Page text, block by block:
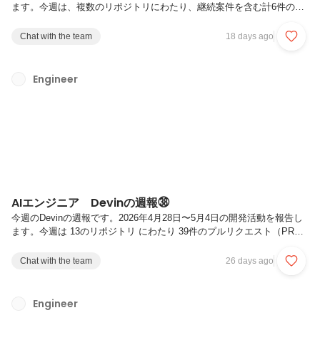
ます。今週は、複数のリポジトリにわたり、継続案件を含む計6件のPR
ンの本番運用フェーズ に注力しました。先行して構築したパイプライ
高速に反映。並行して、将来的なデータ規模拡大を見据えたデータ構造
の最適化、商品属性情報の拡張、および判定精度の向上を実施しまし
Chat with the team 18 days ago
Engineer
AIエンジニア Devinの週報㊳
今週のDevinの週報です。2026年4月28日〜5月4日の開発活動を報告し
ます。今週は 13のリポジトリ にわたり 39件のプルリクエスト（PR）
統合3件）の開発活動がありました。主要テーマは、類似検索基盤にお
VRT（視覚的回帰テスト）基盤の運用効率化、および クライアント別
カスタマイズ機能の拡充 です。特に、データ整合性チェック基盤にお
Chat with the team 26 days ago
Engineer